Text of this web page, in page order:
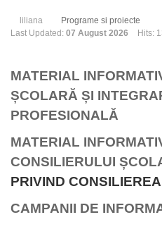
liliana
Programe si proiecte
Last Updated: 07 August 2026 Hits:
MATERIAL
ȘCOLARĂ ȘI
PROFESIONALĂ
MATERIAL
CONSILIERULUI
PRIVIND
CAMPANII DE